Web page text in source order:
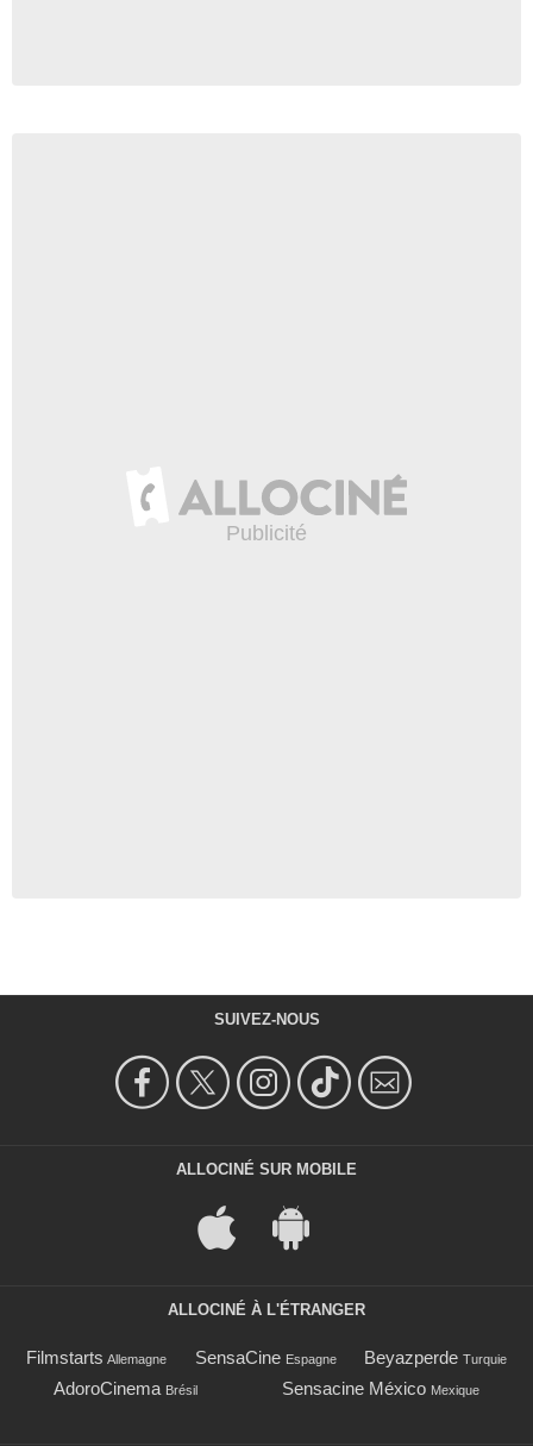
SUIVEZ-NOUS
ALLOCINÉ SUR MOBILE
ALLOCINÉ À L'ÉTRANGER
Filmstarts Allemagne SensaCine Espagne Beyazperde Turquie
AdoroCinema Brésil Sensacine México Mexique